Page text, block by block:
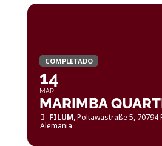
COMPLETADO
14
MAR
MARIMBA
FILUM, Poltawastraße 5, 70794
Alemania